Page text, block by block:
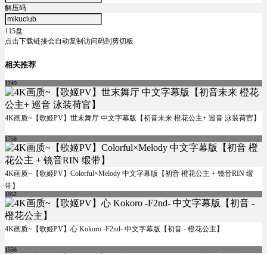
解压码
115盘
点击下载链接会自动复制访问码到剪切板
相关推荐
1249
4K画质~【歌姬PV】世末舞厅 中文字幕版【初音未来 橙花公主+ 巡音 泳装荷官】
1758
4K画质~【歌姬PV】Colorful×Melody 中文字幕版【初音 橙花公主 + 镜音RIN 缎
带】
1052
4K画质~【歌姬PV】心 Kokoro -F2nd- 中文字幕版【初音 - 橙花公主】
1556